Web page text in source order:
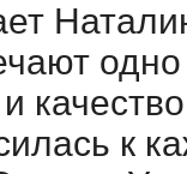
одно
к